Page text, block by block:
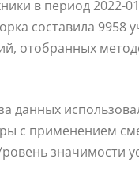
в период 2022-
составила 9958
отобранных
данных
с применением
значимости